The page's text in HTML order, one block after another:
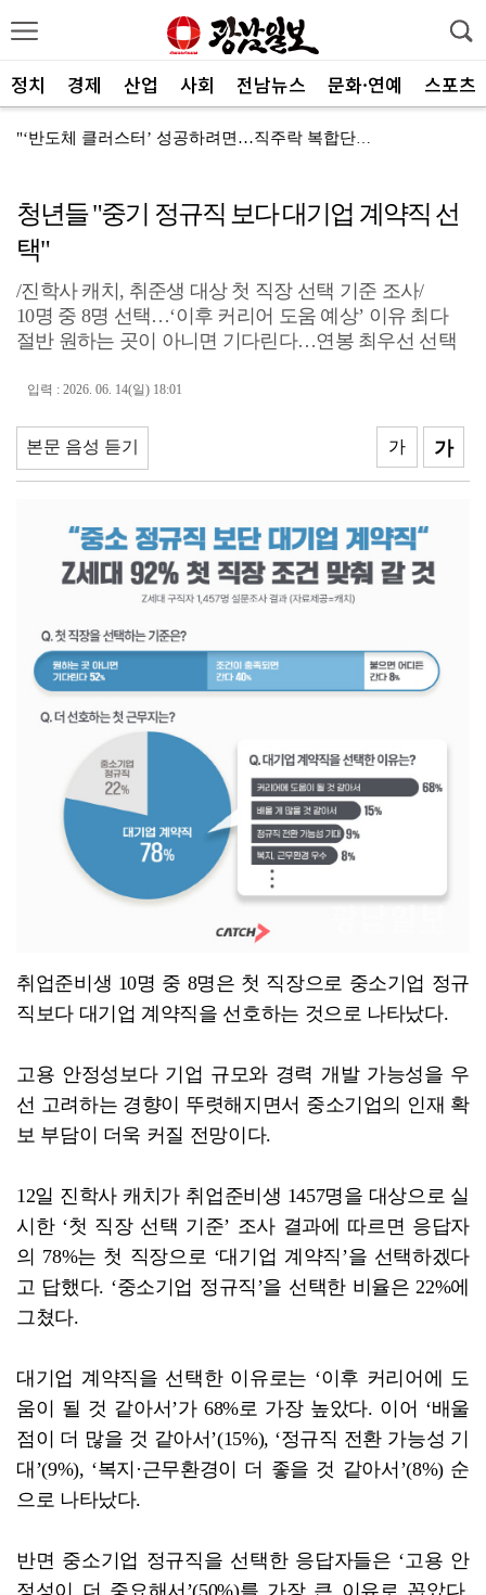
정치 경제 산업 사회 전남뉴스 문화·연예 스포츠
"‘반도체 클러스터’ 성공하려면…직주락 복합단지 구축"
반도체 산단 속도…광주 민간공항 무안이전도 빨라질 듯
"광주 5개 자치구 기능·권한 확대해야 불균형 해소"
폭염에 멈춘 무안공항 참사 재수색 10일 재개
민주 당권 주자들, 텃밭 호남 민심잡기 '사활'
폭염·가뭄·고수온 비상…농·수협, 현장 지원 총력
청년들 "중기 정규직 보다 대기업 계약직 선
택"
/진학사 캐치, 취준생 대상 첫 직장 선택 기준 조사/
10명 중 8명 선택…‘이후 커리어 도움 예상’ 이유 최다
절반 원하는 곳이 아니면 기다린다…연봉 최우선 선택
입력 : 2026. 06. 14(일) 18:01
본문 음성 듣기 가
가
취업준비생 10명 중 8명은 첫 직장으로 중소기업 정규
직보다 대기업 계약직을 선호하는 것으로 나타났다.
고용 안정성보다 기업 규모와 경력 개발 가능성을 우
선 고려하는 경향이 뚜렷해지면서 중소기업의 인재 확
보 부담이 더욱 커질 전망이다.
12일 진학사 캐치가 취업준비생 1457명을 대상으로 실
시한 ‘첫 직장 선택 기준’ 조사 결과에 따르면 응답자
의 78%는 첫 직장으로 ‘대기업 계약직’을 선택하겠다
고 답했다. ‘중소기업 정규직’을 선택한 비율은 22%에
그쳤다.
대기업 계약직을 선택한 이유로는 ‘이후 커리어에 도
움이 될 것 같아서’가 68%로 가장 높았다. 이어 ‘배울
점이 더 많을 것 같아서’(15%), ‘정규직 전환 가능성 기
대’(9%), ‘복지·근무환경이 더 좋을 것 같아서’(8%) 순
으로 나타났다.
반면 중소기업 정규직을 선택한 응답자들은 ‘고용 안
정성이 더 중요해서’(50%)를 가장 큰 이유로 꼽았다.